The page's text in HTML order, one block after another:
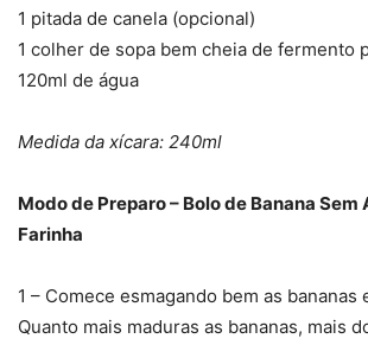
1 pitada de canela (opcional)
1 colher de sopa bem cheia de fermento
120ml de água
Medida da xícara: 240ml
Modo de Preparo – Bolo de Banana Sem
Farinha
1 – Comece esmagando bem as bananas
Quanto mais maduras as bananas, mais